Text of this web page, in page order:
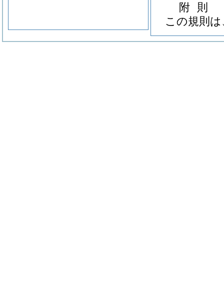
附 則
この規則